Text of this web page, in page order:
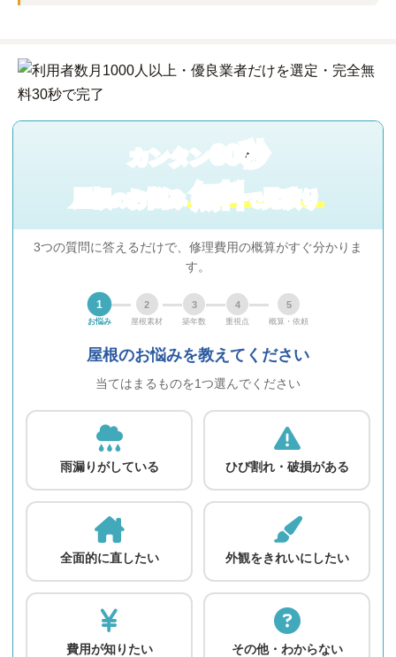
カンタン60秒
屋根 の お悩み無料で見積り
3つの質問に答えるだけで、修理費用の概算がすぐ分かりま
す。
1
お悩み
2
屋根素材
3
築年数
4
重視点
5
概算・依頼
屋根のお悩みを教えてください
当てはまるものを1つ選んでください
雨漏りがしている ひび割れ・破損がある
全面的に直したい 外観をきれいにしたい
費用が知りたい その他・わからない